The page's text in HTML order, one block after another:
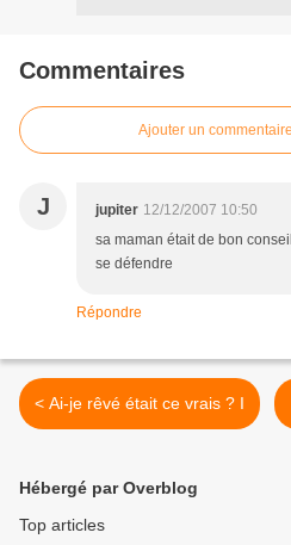
Commentaires
Ajouter un commentaire
J jupiter 12/12/2007 10:50
sa maman était de bon
se défendre
Répondre
< Ai-je rêvé était ce vrais ? I
Hébergé par Overblog
Top articles